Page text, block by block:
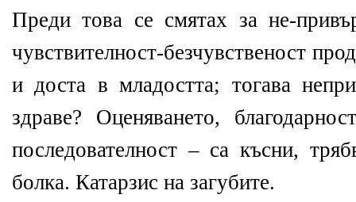
Преди това се смятах за не-
чувствителност-безчувственост
и доста в младостта; тогава
здраве? Оценяването,
последователност – са късни,
болка. Катарзис на загубите.